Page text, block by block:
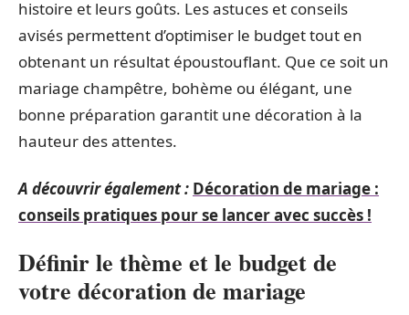
histoire et leurs goûts. Les astuces et conseils
avisés permettent d’optimiser le budget tout en
obtenant un résultat époustouflant. Que ce soit un
mariage champêtre, bohème ou élégant, une
bonne préparation garantit une décoration à la
hauteur des attentes.
A découvrir également : Décoration de mariage :
conseils pratiques pour se lancer avec succès !
Définir le thème et le budget de
votre décoration de mariage